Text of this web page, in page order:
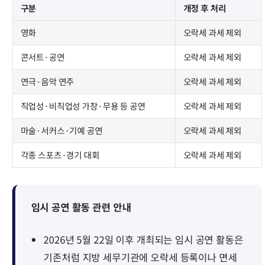
구분
개정 후 처리
영화
오락세 과세 제외
콘서트·공연
오락세 과세 제외
연극·음악 연주
오락세 과세 제외
직업성·비직업성 가창·무용 등 공연
오락세 과세 제외
마술·서커스·기예 공연
오락세 과세 제외
각종 스포츠·경기 대회
오락세 과세 제외
임시 공연 활동 관련 안내
2026년 5월 22일 이후 개최되는 임시 공연 활동은
기존처럼 지방 세무기관에 오락세 등록이나 면세